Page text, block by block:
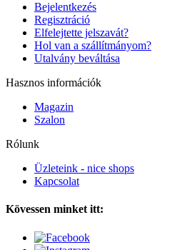
Bejelentkezés
Regisztráció
Elfelejtette jelszavát?
Hol van a szállítmányom?
Utalvány beváltása
Hasznos információk
Magazin
Szalon
Rólunk
Üzleteink - nice shops
Kapcsolat
Kövessen minket itt: